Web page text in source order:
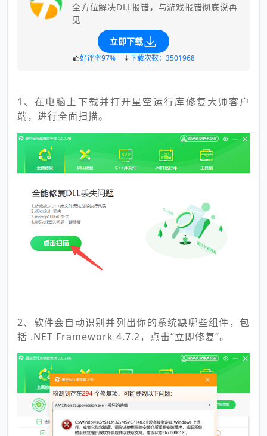
全方位解决DLL报错，与游戏报错彻底说再
见
立即下载
好评率97% 下载次数：3501968
1、在电脑上下载并打开星空运行库修复大师客户
端，进行全面扫描。
2、软件会自动识别并列出你的系统缺哪些组件，包
括 .NET Framework 4.7.2，点击“立即修复”。